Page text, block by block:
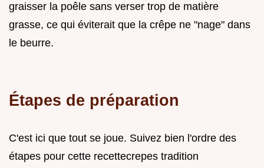
graisser la poêle sans verser trop de matière
grasse, ce qui éviterait que la crêpe ne "nage" dans
le beurre.
Étapes de préparation
C'est ici que tout se joue. Suivez bien l'ordre des
étapes pour cette recettecrepes tradition